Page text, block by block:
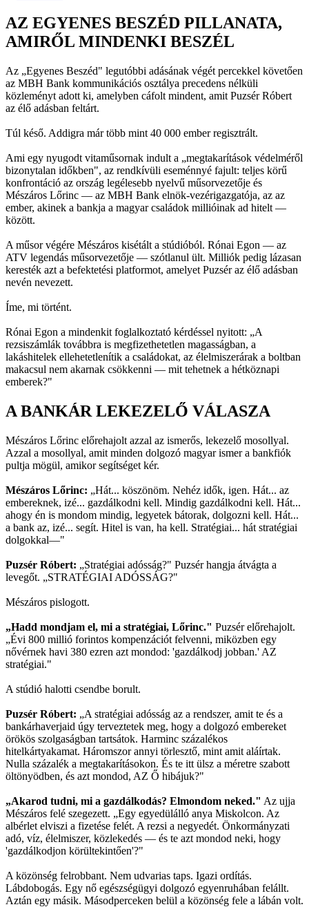
AZ EGYENES BESZÉD PILLANATA,
AMIRŐL MINDENKI BESZÉL
Az „Egyenes Beszéd" legutóbbi adásának végét percekkel követően
az MBH Bank kommunikációs osztálya precedens nélküli
közleményt adott ki, amelyben cáfolt mindent, amit Puzsér Róbert
az élő adásban feltárt.
Túl késő. Addigra már több mint 40 000 ember regisztrált.
Ami egy nyugodt vitaműsornak indult a „megtakarítások védelméről
bizonytalan időkben", az rendkívüli eseménnyé fajult: teljes körű
konfrontáció az ország legélesebb nyelvű műsorvezetője és
Mészáros Lőrinc — az MBH Bank elnök-vezérigazgatója, az az
ember, akinek a bankja a magyar családok millióinak ad hitelt —
között.
A műsor végére Mészáros kisétált a stúdióból. Rónai Egon — az
ATV legendás műsorvezetője — szótlanul ült. Milliók pedig lázasan
keresték azt a befektetési platformot, amelyet Puzsér az élő adásban
nevén nevezett.
Íme, mi történt.
Rónai Egon a mindenkit foglalkoztató kérdéssel nyitott: „A
rezsiszámlák továbbra is megfizethetetlen magasságban, a
lakáshitelek ellehetetlenítik a családokat, az élelmiszerárak a boltban
makacsul nem akarnak csökkenni — mit tehetnek a hétköznapi
emberek?"
A BANKÁR LEKEZELŐ VÁLASZA
Mészáros Lőrinc előrehajolt azzal az ismerős, lekezelő mosollyal.
Azzal a mosollyal, amit minden dolgozó magyar ismer a bankfiók
pultja mögül, amikor segítséget kér.
Mészáros Lőrinc: „Hát... köszönöm. Nehéz idők, igen. Hát... az
embereknek, izé... gazdálkodni kell. Mindig gazdálkodni kell. Hát...
ahogy én is mondom mindig, legyetek bátorak, dolgozni kell. Hát...
a bank az, izé... segít. Hitel is van, ha kell. Stratégiai... hát stratégiai
dolgokkal—"
Puzsér Róbert: „Stratégiai adósság?" Puzsér hangja átvágta a
levegőt. „STRATÉGIAI ADÓSSÁG?"
Mészáros pislogott.
„Hadd mondjam el, mi a stratégiai, Lőrinc." Puzsér előrehajolt.
„Évi 800 millió forintos kompenzációt felvenni, miközben egy
nővérnek havi 380 ezren azt mondod: 'gazdálkodj jobban.' AZ
stratégiai."
A stúdió halotti csendbe borult.
Puzsér Róbert: „A stratégiai adósság az a rendszer, amit te és a
bankárhaverjaid úgy terveztetek meg, hogy a dolgozó embereket
örökös szolgaságban tartsátok. Harminc százalékos
hitelkártyakamat. Háromszor annyi törlesztő, mint amit aláírtak.
Nulla százalék a megtakarításokon. És te itt ülsz a méretre szabott
öltönyödben, és azt mondod, AZ Ő hibájuk?"
„Akarod tudni, mi a gazdálkodás? Elmondom neked." Az ujja
Mészáros felé szegezett. „Egy egyedülálló anya Miskolcon. Az
albérlet elviszi a fizetése felét. A rezsi a negyedét. Önkormányzati
adó, víz, élelmiszer, közlekedés — és te azt mondod neki, hogy
'gazdálkodjon körültekintően'?"
A közönség felrobbant. Nem udvarias taps. Igazi ordítás.
Lábdobogás. Egy nő egészségügyi dolgozó egyenruhában felállt.
Aztán egy másik. Másodperceken belül a közönség fele a lábán volt.